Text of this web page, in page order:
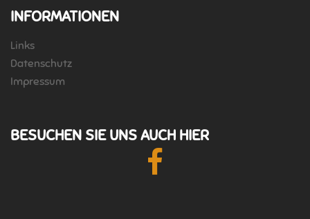
INFORMATIONEN
Links
Datenschutz
Impressum
BESUCHEN SIE UNS AUCH HIER